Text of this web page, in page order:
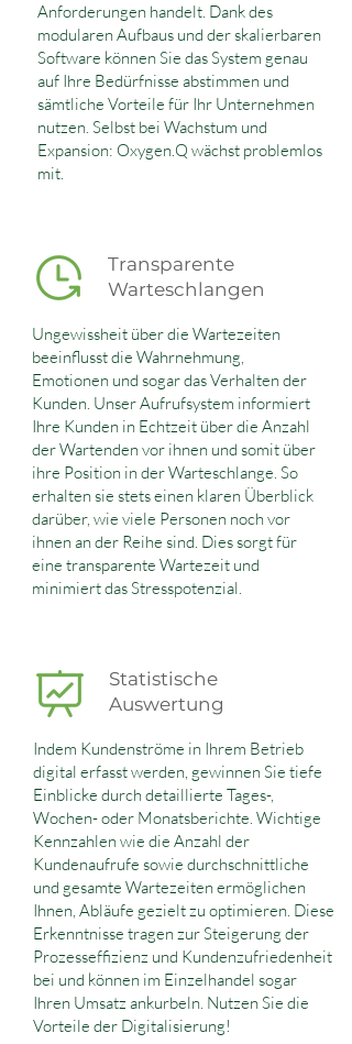
Anforderungen handelt. Dank des
modularen Aufbaus und der skalierbaren
Software können Sie das System genau
auf Ihre Bedürfnisse abstimmen und
sämtliche Vorteile für Ihr Unternehmen
nutzen. Selbst bei Wachstum und
Expansion: Oxygen.Q wächst problemlos
mit.
Transparente
Warteschlangen
Ungewissheit über die Wartezeiten
beeinflusst die Wahrnehmung,
Emotionen und sogar das Verhalten der
Kunden. Unser Aufrufsystem informiert
Ihre Kunden in Echtzeit über die Anzahl
der Wartenden vor ihnen und somit über
ihre Position in der Warteschlange. So
erhalten sie stets einen klaren Überblick
darüber, wie viele Personen noch vor
ihnen an der Reihe sind. Dies sorgt für
eine transparente Wartezeit und
minimiert das Stresspotenzial.
Statistische
Auswertung
Indem Kundenströme in Ihrem Betrieb
digital erfasst werden, gewinnen Sie tiefe
Einblicke durch detaillierte Tages-,
Wochen- oder Monatsberichte. Wichtige
Kennzahlen wie die Anzahl der
Kundenaufrufe sowie durchschnittliche
und gesamte Wartezeiten ermöglichen
Ihnen, Abläufe gezielt zu optimieren. Diese
Erkenntnisse tragen zur Steigerung der
Prozesseffizienz und Kundenzufriedenheit
bei und können im Einzelhandel sogar
Ihren Umsatz ankurbeln. Nutzen Sie die
Vorteile der Digitalisierung!